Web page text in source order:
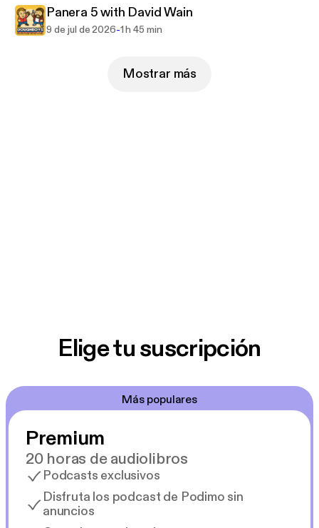
Panera 5 with David Wain
9 de jul de 2026-1 h 45 min
Mostrar más
Elige tu suscripción
Más populares
Premium
20 horas de audiolibros
Podcasts exclusivos
Disfruta los podcast de Podimo sin
anuncios